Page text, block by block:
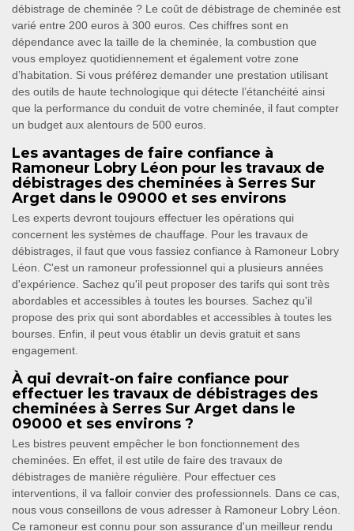
débistrage de cheminée ? Le coût de débistrage de cheminée est
varié entre 200 euros à 300 euros. Ces chiffres sont en
dépendance avec la taille de la cheminée, la combustion que
vous employez quotidiennement et également votre zone
d’habitation. Si vous préférez demander une prestation utilisant
des outils de haute technologique qui détecte l’étanchéité ainsi
que la performance du conduit de votre cheminée, il faut compter
un budget aux alentours de 500 euros.
Les avantages de faire confiance à
Ramoneur Lobry Léon pour les travaux de
débistrages des cheminées à Serres Sur
Arget dans le 09000 et ses environs
Les experts devront toujours effectuer les opérations qui
concernent les systèmes de chauffage. Pour les travaux de
débistrages, il faut que vous fassiez confiance à Ramoneur Lobry
Léon. C'est un ramoneur professionnel qui a plusieurs années
d'expérience. Sachez qu'il peut proposer des tarifs qui sont très
abordables et accessibles à toutes les bourses. Sachez qu'il
propose des prix qui sont abordables et accessibles à toutes les
bourses. Enfin, il peut vous établir un devis gratuit et sans
engagement.
À qui devrait-on faire confiance pour
effectuer les travaux de débistrages des
cheminées à Serres Sur Arget dans le
09000 et ses environs ?
Les bistres peuvent empêcher le bon fonctionnement des
cheminées. En effet, il est utile de faire des travaux de
débistrages de manière régulière. Pour effectuer ces
interventions, il va falloir convier des professionnels. Dans ce cas,
nous vous conseillons de vous adresser à Ramoneur Lobry Léon.
Ce ramoneur est connu pour son assurance d'un meilleur rendu